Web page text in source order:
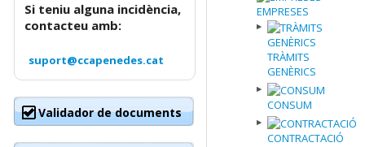
EMPRESES
TRÀMITS
GENÈRICS
CONSUM
CONTRACTACIÓ
Si teniu alguna incidència,
contacteu amb:
suport@ccapenedes.cat
Validador de documents